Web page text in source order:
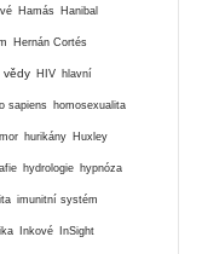
Hamás Hanibal
Hernán Cortés
vědy HIV hlavní
sapiens homosexualita
hurikány Huxley
hydrologie hypnóza
imunitní systém
Inkové InSight